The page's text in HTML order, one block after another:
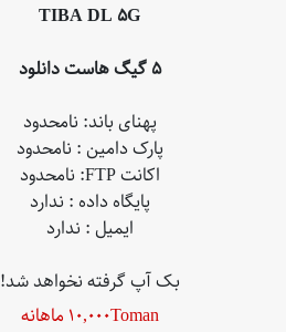
TIBA DL 5G
5 گیگ هاست دانلود
پهنای باند: نامحدود
پارک دامین : نامحدود
اکانت FTP: نامحدود
پایگاه داده : ندارد
ایمیل : ندارد
بک آپ گرفته نخواهد شد!
10,000Toman ماهانه